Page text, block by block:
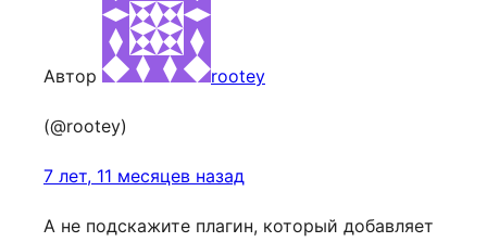
Автор rootey
(@rootey)
7 лет, 11 месяцев назад
А не подскажите плагин, который добавляет